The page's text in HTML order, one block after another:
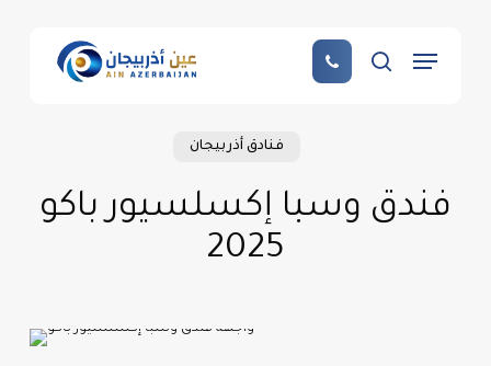
search
Menu
فنادق أذربيجان
فندق وسبا إكسلسيور باكو
2025